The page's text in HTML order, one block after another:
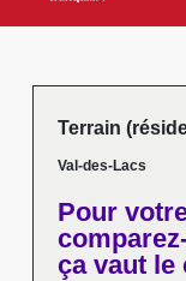
Terrain
Val-des-Lacs
Pour
ça vaut le